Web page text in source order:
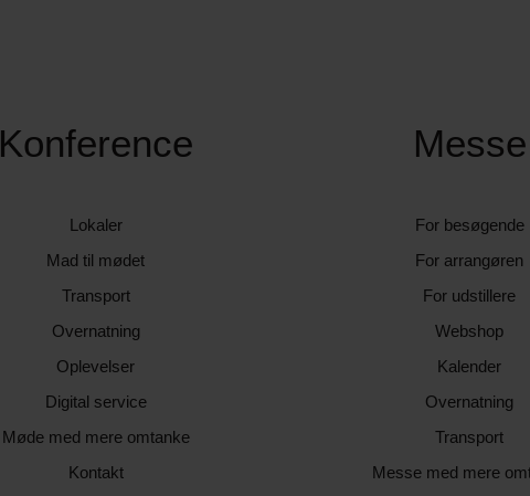
Konference
Lokaler
Mad til mødet
Transport
Overnatning
Oplevelser
Digital service
Møde med mere omtanke
Kontakt
Messe
For besøgende
For arrangøren
For udstillere
Webshop
Kalender
Overnatning
Transport
Messe med mere